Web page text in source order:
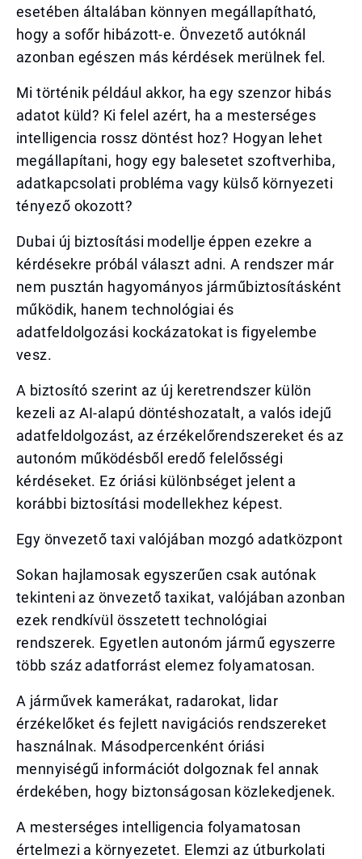
esetében általában könnyen megállapítható,
hogy a sofőr hibázott-e. Önvezető autóknál
azonban egészen más kérdések merülnek fel.
Mi történik például akkor, ha egy szenzor hibás
adatot küld? Ki felel azért, ha a mesterséges
intelligencia rossz döntést hoz? Hogyan lehet
megállapítani, hogy egy balesetet szoftverhiba,
adatkapcsolati probléma vagy külső környezeti
tényező okozott?
Dubai új biztosítási modellje éppen ezekre a
kérdésekre próbál választ adni. A rendszer már
nem pusztán hagyományos járműbiztosításként
működik, hanem technológiai és
adatfeldolgozási kockázatokat is figyelembe
vesz.
A biztosító szerint az új keretrendszer külön
kezeli az AI-alapú döntéshozatalt, a valós idejű
adatfeldolgozást, az érzékelőrendszereket és az
autonóm működésből eredő felelősségi
kérdéseket. Ez óriási különbséget jelent a
korábbi biztosítási modellekhez képest.
Egy önvezető taxi valójában mozgó adatközpont
Sokan hajlamosak egyszerűen csak autónak
tekinteni az önvezető taxikat, valójában azonban
ezek rendkívül összetett technológiai
rendszerek. Egyetlen autonóm jármű egyszerre
több száz adatforrást elemez folyamatosan.
A járművek kamerákat, radarokat, lidar
érzékelőket és fejlett navigációs rendszereket
használnak. Másodpercenként óriási
mennyiségű információt dolgoznak fel annak
érdekében, hogy biztonságosan közlekedjenek.
A mesterséges intelligencia folyamatosan
értelmezi a környezetet. Elemzi az útburkolati